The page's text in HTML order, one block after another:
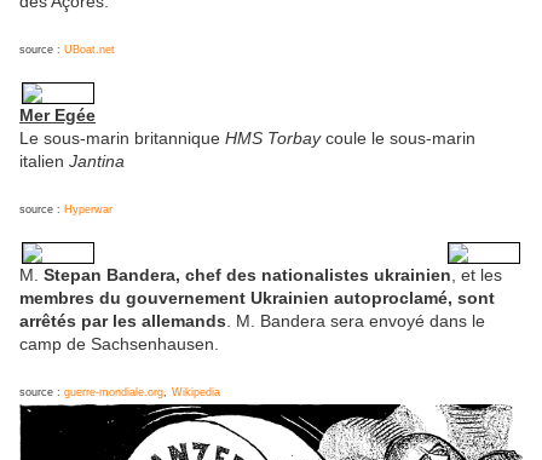
source : UBoat.net
Mer Egée
Le sous-marin britannique HMS Torbaycoule le sous-marin
italien Jantina
source : Hyperwar
M. Stepan Bandera, chef des nationalistes ukrainien , et les
membres du gouvernement Ukrainien autoproclamé, sont
arrêtés par les allemands . M. Bandera sera envoyé dans le
camp de Sachsenhausen.
source : guerre-mondiale.org Wikipedia